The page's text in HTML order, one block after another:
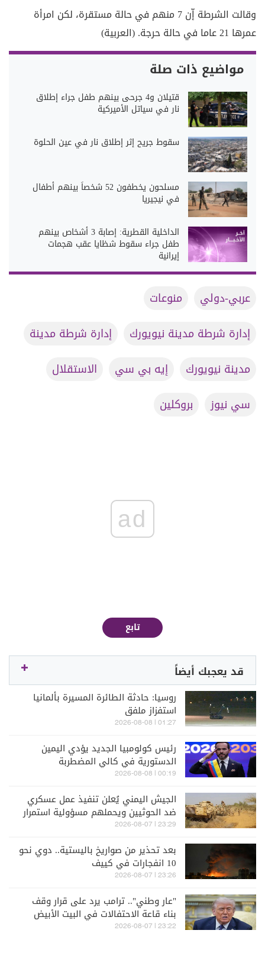
وقالت الشرطة إّن 7 منهم في حالة مستقرة، لكن امرأة
عمرها 21 عاما في حالة حرجة. (العربية)
مواضيع ذات صلة
قتيلان و4 جرحى بينهم طفل جراء إطلاق
نار في سياتل الأميركية
سقوط جريح إثر إطلاق نار في عين الحلوة
مسلحون يخطفون 52 شخصاً بينهم أطفال
في نيجيريا
الداخلية القطرية: إصابة 3 أشخاص بينهم
طفل جراء سقوط شظايا عقب هجمات
إيرانية
عربي-دولي
منوعات
إدارة شرطة مدينة نيويورك
إدارة شرطة مدينة
مدينة نيويورك
إيه بي سي
الاستقلال
سي نيوز
بروكلين
ad
تابع
قد يعجبك أيضاً
روسيا: حادثة الطائرة المسيرة بألمانيا
استفزاز ملفق
01:27 | 2026-08-08
رئيس كولومبيا الجديد يؤدي اليمين
الدستورية في كالي المضطربة
00:19 | 2026-08-08
الجيش اليمني يُعلن تنفيذ عمل عسكري
ضد الحوثيين ويحملهم مسؤولية استمرار
التصعيد
23:29 | 2026-08-07
بعد تحذير من صواريخ باليستية.. دوي نحو
10 انفجارات في كييف
23:26 | 2026-08-07
"عار وطني".. ترامب يرد على قرار وقف
بناء قاعة الاحتفالات في البيت الأبيض
وسيطعن في الحكم
23:22 | 2026-08-07